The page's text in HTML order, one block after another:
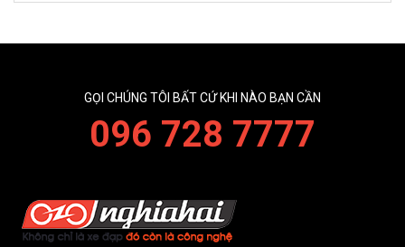
GỌI CHÚNG TÔI BẤT CỨ KHI NÀO BẠN CẦN
096 728 7777